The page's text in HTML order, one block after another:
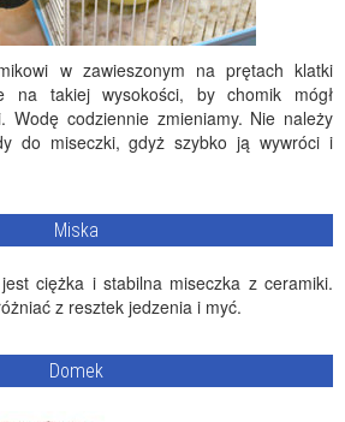
w zawieszonym na prętach klatki
na takiej wysokości, by chomik mógł
Wodę codziennie zmieniamy. Nie należy
do miseczki, gdyż szybko ją wywróci i
Miska
ciężka i stabilna miseczka z ceramiki.
z resztek jedzenia i myć.
Domek